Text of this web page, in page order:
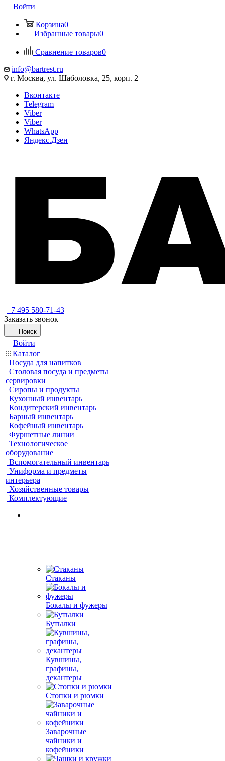
Войти
Корзина0
Избранные товары0
Сравнение товаров0
info@bartrest.ru
г. Москва, ул. Шаболовка, 25, корп. 2
Вконтакте
Telegram
Viber
Viber
WhatsApp
Яндекс.Дзен
+7 495 580-71-43
Заказать звонок
Поиск
Войти
Каталог
Посуда для напитков
Столовая посуда и предметы
сервировки
Сиропы и продукты
Кухонный инвентарь
Кондитерский инвентарь
Барный инвентарь
Кофейный инвентарь
Фуршетные линии
Технологическое
оборудование
Вспомогательный инвентарь
Униформа и предметы
интерьера
Хозяйственные товары
Комплектующие
Стаканы
Бокалы и фужеры
Бутылки
Кувшины,
графины,
декантеры
Стопки и рюмки
Заварочные
чайники и
кофейники